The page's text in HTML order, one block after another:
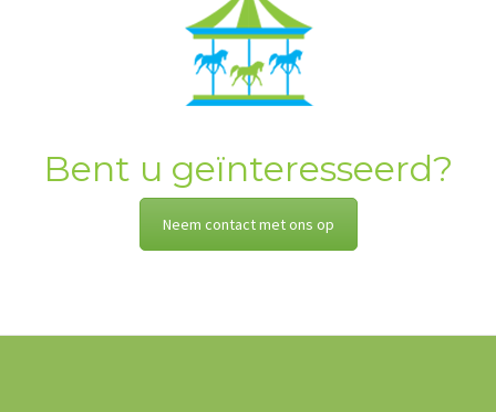
Bent u geïnteresseerd?
Neem contact met ons op